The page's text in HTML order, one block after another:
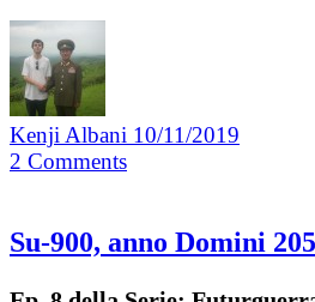
Kenji Albani 10/11/2019
2 Comments
Su-900, anno Domini